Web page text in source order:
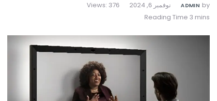
by
ADMIN نوفمبر 6, 2024 Views: 376